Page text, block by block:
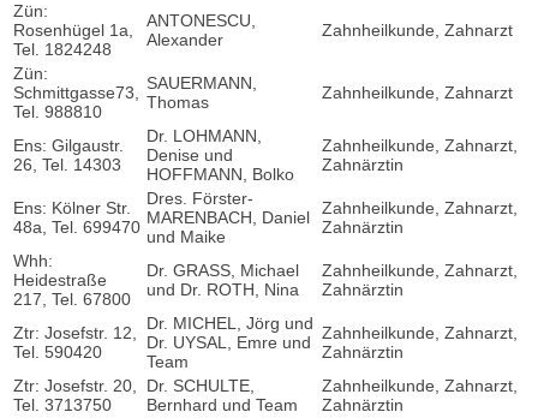
Zün:
Rosenhügel 1a,
Tel. 1824248
ANTONESCU,
Alexander
Zahnheilkunde, Zahnarzt
Zün:
Schmittgasse73,
Tel. 988810
SAUERMANN,
Thomas
Zahnheilkunde, Zahnarzt
Ens: Gilgaustr.
26, Tel. 14303
Dr. LOHMANN,
Denise und
HOFFMANN, Bolko
Zahnheilkunde, Zahnarzt,
Zahnärztin
Ens: Kölner Str.
48a, Tel. 699470
Dres. Förster-
MARENBACH, Daniel
und Maike
Zahnheilkunde, Zahnarzt,
Zahnärztin
Whh:
Heidestraße
217, Tel. 67800
Dr. GRASS, Michael
und Dr. ROTH, Nina
Zahnheilkunde, Zahnarzt,
Zahnärztin
Ztr: Josefstr. 12,
Tel. 590420
Dr. MICHEL, Jörg und
Dr. UYSAL, Emre und
Team
Zahnheilkunde, Zahnarzt,
Zahnärztin
Ztr: Josefstr. 20,
Tel. 3713750
Dr. SCHULTE,
Bernhard und Team
Zahnheilkunde, Zahnarzt,
Zahnärztin